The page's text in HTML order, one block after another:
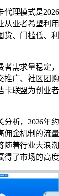
代理模式是
从业者希望利
货、门槛低、
者需求量稳定
推广、社区团
卡联盟为创业
析，2026年
佣金机制的流
随着行业大浪
了市场的高度